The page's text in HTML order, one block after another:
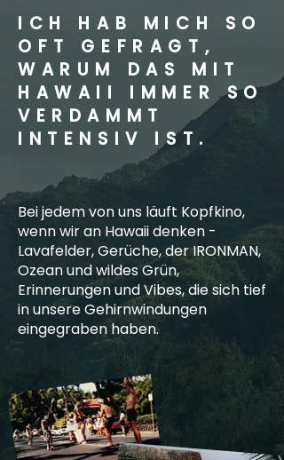
ICH HAB MICH SO
OFT GEFRAGT,
WARUM DAS MIT
HAWAII IMMER SO
VERDAMMT
INTENSIV IST.
Bei jedem von uns läuft Kopfkino,
wenn wir an Hawaii denken -
Lavafelder, Gerüche, der IRONMAN,
Ozean und wildes Grün,
Erinnerungen und Vibes, die sich tief
in unsere Gehirnwindungen
eingegraben haben.